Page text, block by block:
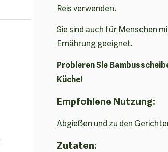
Reis verwenden.
Sie sind auch für Menschen
Ernährung geeignet.
Probieren Sie
Küche!
Empfohlene Nutzung:
Abgießen und zu den
Zutaten: